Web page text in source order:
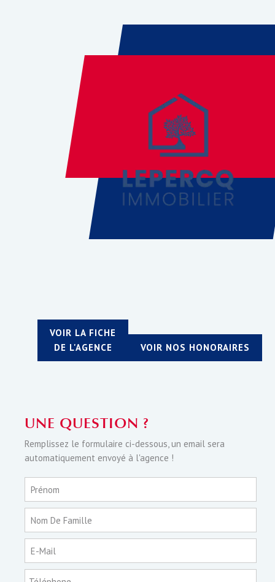
VOIR LA FICHE
DE L'AGENCE
VOIR NOS HONORAIRES
UNE QUESTION ?
Remplissez le formulaire ci-dessous, un email sera
automatiquement envoyé à l'agence !
Prénom
Nom De Famille
E-Mail